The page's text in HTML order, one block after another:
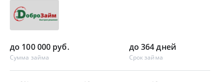
до 100 000 руб.
Сумма займа
до 364 дней
Срок займа